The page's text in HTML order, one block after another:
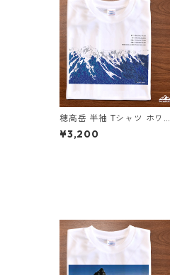
穂高岳 半袖 Tシャツ ホワイ
ト ブルー ドライ 吸水速乾
山 登山 アウトドア 山Tシャ
¥3,200